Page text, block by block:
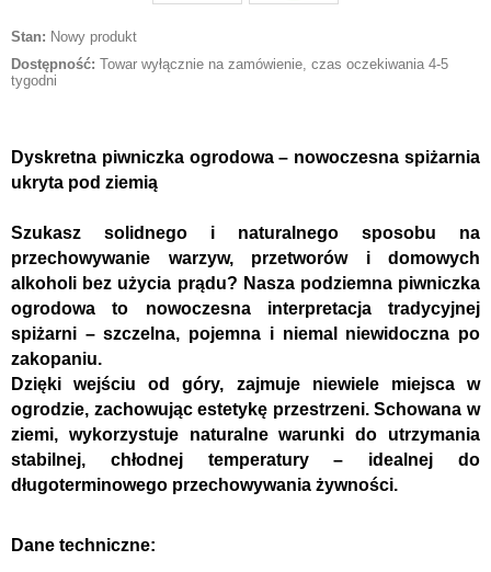
Stan: Nowy produkt
Dostępność: Towar wyłącznie na zamówienie, czas oczekiwania 4-5
tygodni
Dyskretna piwniczka ogrodowa – nowoczesna spiżarnia
ukryta pod ziemią
Szukasz solidnego i naturalnego sposobu na
przechowywanie warzyw, przetworów i domowych
alkoholi bez użycia prądu? Nasza podziemna piwniczka
ogrodowa to nowoczesna interpretacja tradycyjnej
spiżarni – szczelna, pojemna i niemal niewidoczna po
zakopaniu.
Dzięki wejściu od góry, zajmuje niewiele miejsca w
ogrodzie, zachowując estetykę przestrzeni. Schowana w
ziemi, wykorzystuje naturalne warunki do utrzymania
stabilnej, chłodnej temperatury – idealnej do
długoterminowego przechowywania żywności.
Dane techniczne: